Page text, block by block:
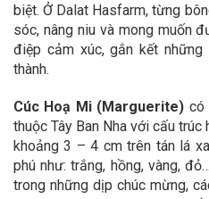
biệt. Ở Dalat Hasfarm, từng
sóc, nâng niu và mong muốn
điệp cảm xúc, gắn kết
thành.
Cúc Hoạ Mi (Marguerite) có
thuộc Tây Ban Nha với cấu
khoảng 3 – 4 cm trên tán lá
phú như: trắng, hồng, vàng,
trong những dịp chúc mừng,